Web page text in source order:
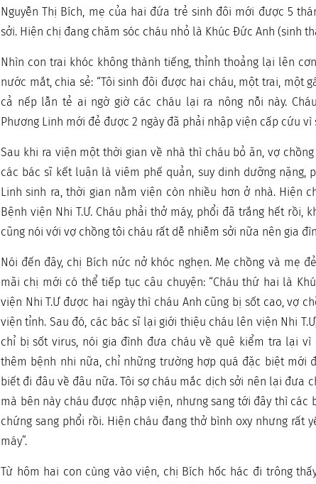
Nguyễn Thị Bích, mẹ của hai đứa trẻ sinh đôi mới được 5
sởi. Hiện chị đang chăm sóc cháu nhỏ là Khúc Đức Anh (sinh
Nhìn con trai khóc không thành tiếng, thỉnh thoảng lại lên
nước mắt, chia sẻ: “Tôi sinh đôi được hai cháu, một trai, một
cả nếp lẫn tẻ ai ngờ giờ các cháu lại ra nông nỗi này.
Phương Linh mới đẻ được 2 ngày đã phải nhập viện cấp cứu vì
Sau khi ra viện một thời gian về nhà thì cháu bỏ ăn, vợ
các bác sĩ kết luận là viêm phế quản, suy dinh dưỡng nặng,
Linh sinh ra, thời gian nằm viện còn nhiều hơn ở nhà. Hiện
Bệnh viện Nhi T.Ư. Cháu phải thở máy, phổi đã trắng hết rồi,
cũng nói với vợ chồng tôi cháu rất dễ nhiễm sởi nữa nên gia
Nói đến đây, chị Bích nức nở khóc nghẹn. Mẹ chồng và mẹ
mãi chị mới có thể tiếp tục câu chuyện: “Cháu thứ hai là
viện Nhi T.Ư được hai ngày thì cháu Anh cũng bị sốt cao, vợ
viện tỉnh. Sau đó, các bác sĩ lại giới thiệu cháu lên viện Nhi
chỉ bị sốt virus, nói gia đình đưa cháu về quê kiểm tra lại vì
thêm bệnh nhi nữa, chỉ những trường hợp quá đặc biệt mới
biết đi đâu về đâu nữa. Tôi sợ cháu mắc dịch sởi nên lại đưa
mà bên này cháu được nhập viện, nhưng sang tới đây thì các
chứng sang phổi rồi. Hiện cháu đang thở bình oxy nhưng rất
máy”.
Từ hôm hai con cùng vào viện, chị Bích hốc hác đi trông